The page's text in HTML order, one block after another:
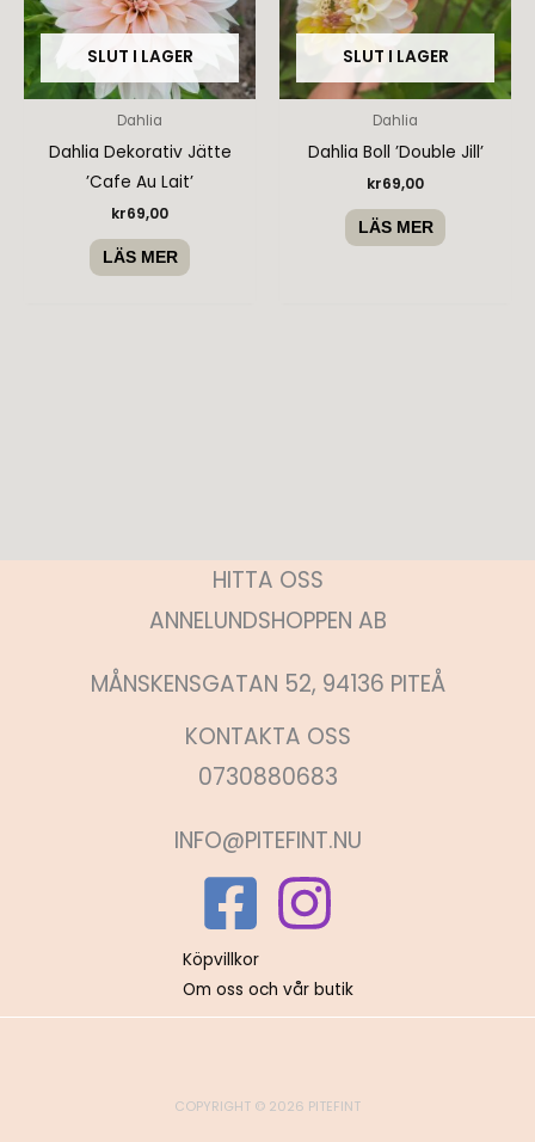
SLUT I LAGER
Dahlia
Dahlia Dekorativ Jätte
’Cafe Au Lait’
kr69,00
LÄS MER
SLUT I LAGER
Dahlia
Dahlia Boll ’Double Jill’
kr69,00
LÄS MER
HITTA OSS
ANNELUNDSHOPPEN AB
MÅNSKENSGATAN 52, 94136 PITEÅ
KONTAKTA OSS
0730880683
INFO@PITEFINT.NU
Köpvillkor
Om oss och vår butik
COPYRIGHT © 2026 PITEFINT